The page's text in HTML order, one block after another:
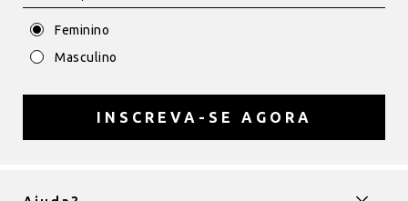
Feminino
Masculino
INSCREVA-SE AGORA